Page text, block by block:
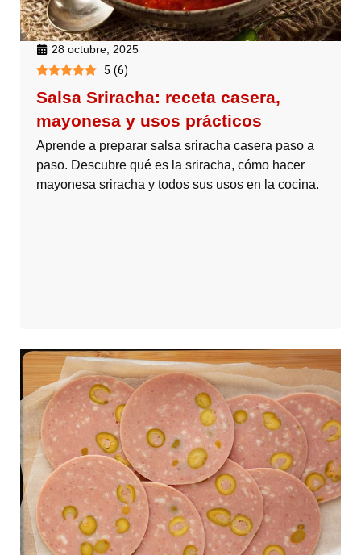
28 octubre, 2025
5 (6)
Salsa Sriracha: receta casera,
mayonesa y usos prácticos
Aprende a preparar salsa sriracha casera paso a
paso. Descubre qué es la sriracha, cómo hacer
mayonesa sriracha y todos sus usos en la cocina.